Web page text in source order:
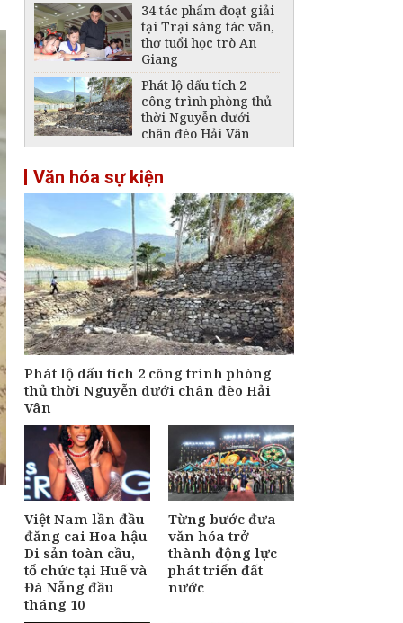
34 tác phẩm đoạt giải
tại Trại sáng tác văn,
thơ tuổi học trò An
Giang
Phát lộ dấu tích 2
công trình phòng thủ
thời Nguyễn dưới
chân đèo Hải Vân
chức Lễ hội đèn lồng
quốc tế
Tháp Nhạn Đắk Lắk -
Tháp cổ cất giữ nền
văn hóa Chăm đặc sắc
Từng bước đưa văn
hóa trở thành động
lực phát triển đất
nước
Áp dụng Nghị định
287 về tiền bản quyền
mới?
Tháng Tám - mùa
hong nỗi nhớ
Văn hóa sự kiện
Phát lộ dấu tích 2 công trình phòng
thủ thời Nguyễn dưới chân đèo Hải
Vân
Việt Nam lần đầu
đăng cai Hoa hậu
Di sản toàn cầu,
tổ chức tại Huế và
Đà Nẵng đầu
tháng 10
Từng bước đưa
văn hóa trở
thành động lực
phát triển đất
nước